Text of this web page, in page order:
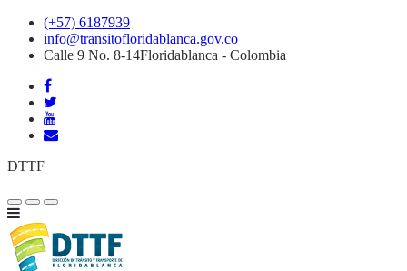
(+57) 6187939
info@transitofloridablanca.gov.co
Calle 9 No. 8-14Floridablanca - Colombia
DTTF